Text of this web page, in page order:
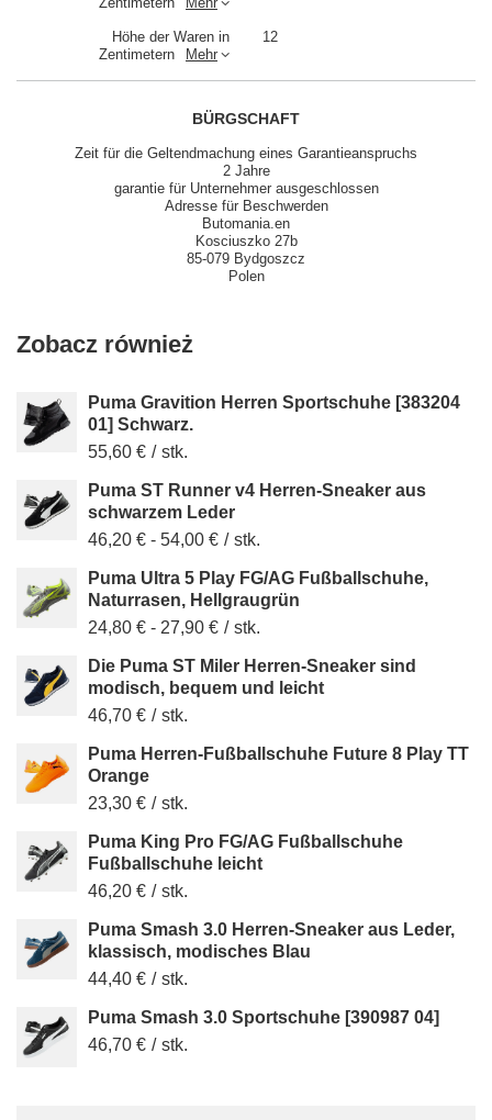
Höhe der Waren in
Zentimetern
Mehr
12
BÜRGSCHAFT
Zeit für die Geltendmachung eines Garantieanspruchs
2 Jahre
garantie für Unternehmer ausgeschlossen
Adresse für Beschwerden
Butomania.en
Kosciuszko 27b
85-079 Bydgoszcz
Polen
Zobacz również
Puma Gravition Herren Sportschuhe [383204
01] Schwarz.
55,60 € / stk.
Puma ST Runner v4 Herren-Sneaker aus
schwarzem Leder
46,20 € - 54,00 € / stk.
Puma Ultra 5 Play FG/AG Fußballschuhe,
Naturrasen, Hellgraugrün
24,80 € - 27,90 € / stk.
Die Puma ST Miler Herren-Sneaker sind
modisch, bequem und leicht
46,70 € / stk.
Puma Herren-Fußballschuhe Future 8 Play TT
Orange
23,30 € / stk.
Puma King Pro FG/AG Fußballschuhe
Fußballschuhe leicht
46,20 € / stk.
Puma Smash 3.0 Herren-Sneaker aus Leder,
klassisch, modisches Blau
44,40 € / stk.
Puma Smash 3.0 Sportschuhe [390987 04]
46,70 € / stk.